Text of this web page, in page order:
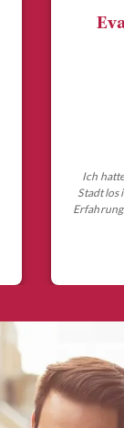
Ich
Stadt los